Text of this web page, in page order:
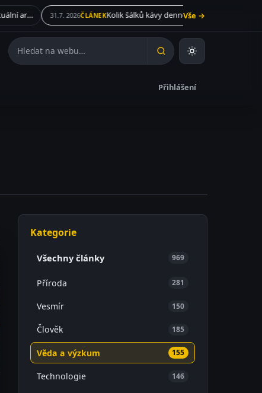
Kolik šálků kávy denně je podle kardiologů skutečně bezpečných? 31.7. 2026Vše →
Hledat na webu
Přihlášení
Kategorie
Všechny články 969
Příroda 281
Vesmír 150
Člověk 185
Věda a výzkum 155
Technologie 146